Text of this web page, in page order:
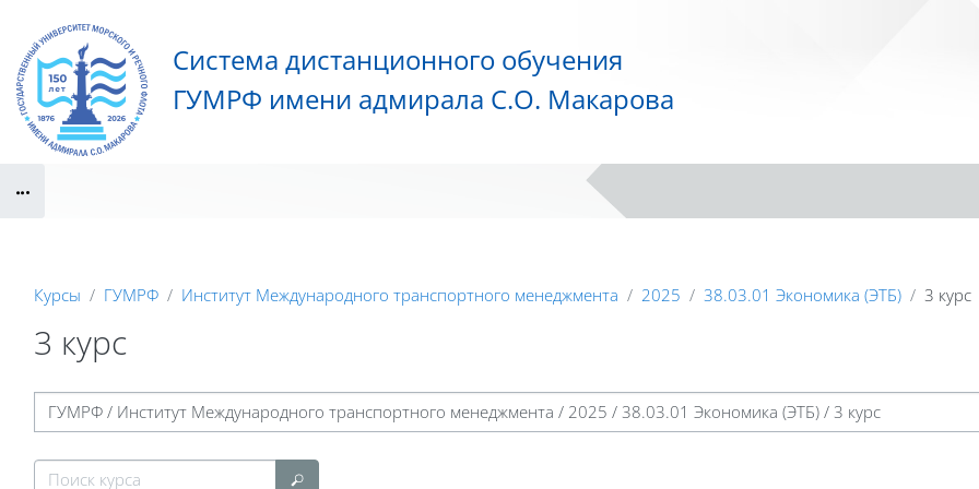
Система дистанционного обучения
ГУМРФ имени адмирала С.О. Макарова
Курсы ГУМРФ Институт Международного транспортного менеджмента 2025 38.03.01 Экономика (ЭТБ) 3 курс
3 курс
Блоки
Категории курсов
Поиск курса